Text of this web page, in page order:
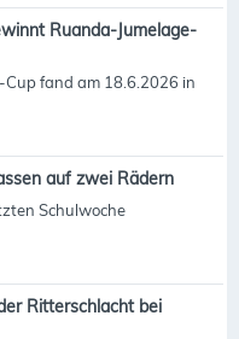
Ruanda-Jumelage-
fand am 18.6.2026 in
auf zwei Rädern
Schulwoche
Ritterschlacht bei